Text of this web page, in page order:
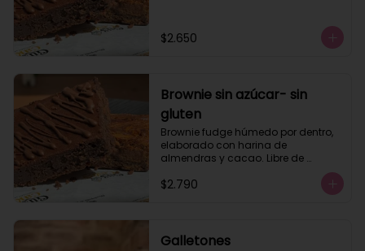
$2.650
Brownie sin azúcar- sin
gluten
Brownie fudge húmedo por dentro,
elaborado con harina de
almendras y cacao. Libre de
recomendamos calentar 10 seg.
$2.790
Galletones